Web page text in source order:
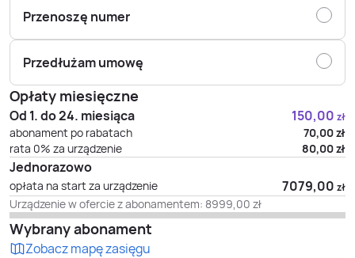
Przenoszę numer
Przedłużam umowę
Opłaty miesięczne
Od 1. do 24. miesiąca 150,00 zł
abonament po rabatach 70,00zł
rata 0% za urządzenie
80,00zł
Jednorazowo
opłata na start za urządzenie 7079,00 zł
Urządzenie w ofercie z abonamentem: 8999,00 zł
Wybrany abonament
Zobacz mapę zasięgu